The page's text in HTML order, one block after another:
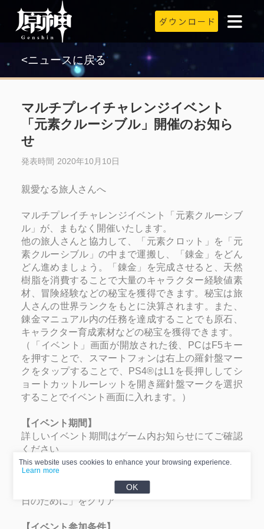
<ニュースに戻る
マルチプレイチャレンジイベント
「元素クルーシブル」開催のお知ら
せ
発表時間 2020年10月10日
親愛なる旅人さんへ
マルチプレイチャレンジイベント
「元素クルーシブ
ル」が、まもなく開催いたします。
他の旅人さんと協力して、「元素クロット」を「元
素クルーシブル」の中まで運搬し、「錬金」をどん
どん進めましょう。「錬金」を完成させると、天然
樹脂を消費することで大量のキャラクター経験値素
材、冒険経験などの秘宝を獲得できます。秘宝は旅
人さんの世界ランクをもとに決算されます。また、
錬金マニュアル内の任務を達成することでも原石、
キャラクター育成素材などの秘宝を獲得できます。
（「イベント」画面が開放された後、
PCは F5キー
を押すことで、スマートフォンは右上の羅針盤マー
クをタップすることで、
PS4®は L1 を長押ししてシ
ョートカットルーレットを開き羅針盤マークを選択
することでイベント画面に入れます。）
【イベント期間】
詳しいイベント期間はゲーム内お知らせにてご確認
ください
【イベント開放条件】
以上、かつ序章
日のために」をクリア
This website uses cookies to enhance your browsing experience.
Learn more
OK